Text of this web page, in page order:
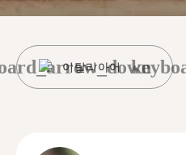
이탈리아어